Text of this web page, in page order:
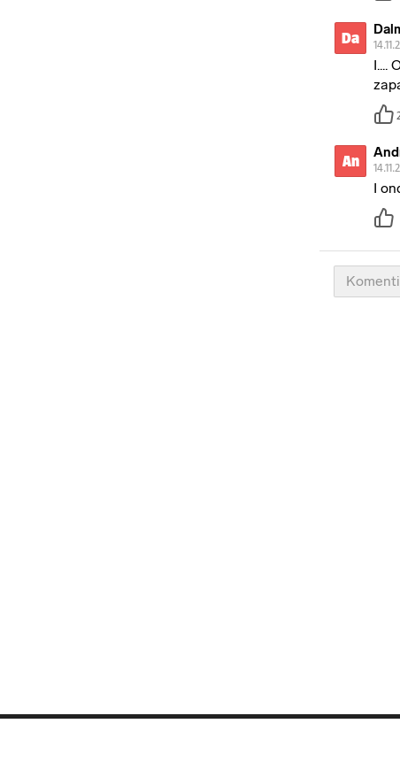
Da
I....
An
I